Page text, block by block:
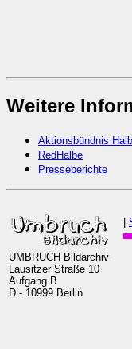
Weitere
Aktionsbündnis
RedHalbe
Presseberichte
UMBRUCH Bildarchiv
Lausitzer Straße 10
Aufgang B
D - 10999 Berlin